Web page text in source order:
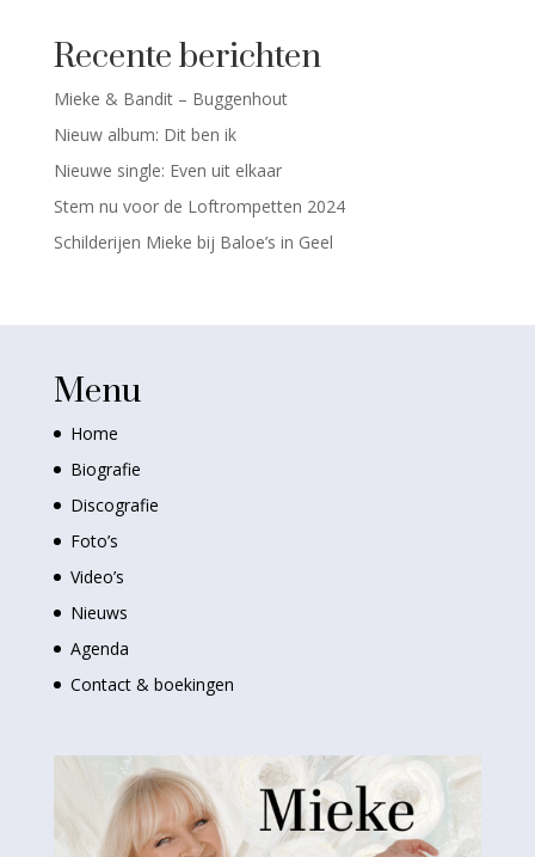
Recente berichten
Mieke & Bandit – Buggenhout
Nieuw album: Dit ben ik
Nieuwe single: Even uit elkaar
Stem nu voor de Loftrompetten 2024
Schilderijen Mieke bij Baloe’s in Geel
Menu
Home
Biografie
Discografie
Foto’s
Video’s
Nieuws
Agenda
Contact & boekingen